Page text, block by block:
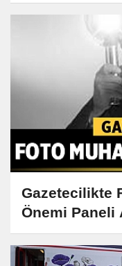
Gazetecilikte
Önemi Paneli
Gerçekleşiyor